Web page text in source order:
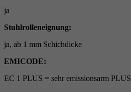
ja
Stuhlrolleneignung:
ja, ab 1 mm Schichdicke
EMICODE:
EC 1 PLUS = sehr emissionsarm PLUS